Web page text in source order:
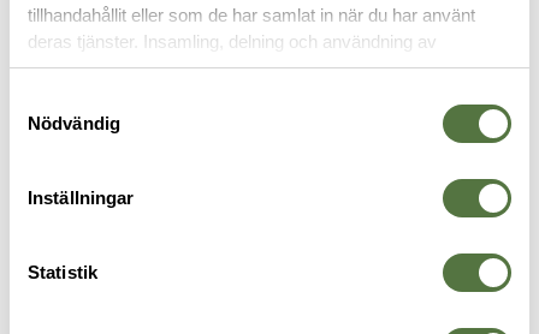
tillhandahållit eller som de har samlat in när du har använt
deras tjänster. Insamling, delning och användning av
personuppgifter kan användas för personalisering av
Nödvändig
Inställningar
Statistik
OM VARUMÄRKET